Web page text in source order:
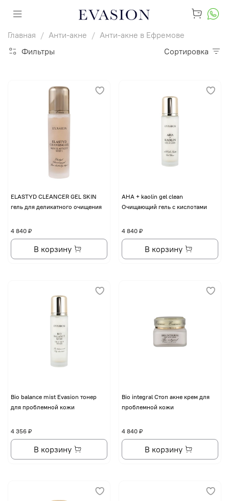
Главная Анти-акне
Анти-акне в Ефремове
Фильтры
Сортировка
ELASTYD CLEANCER GEL SKIN
гель для деликатного очищения
4 840 ₽
В корзину
AHA + kaolin gel clean
Очищающий гель с кислотами
4 840 ₽
В корзину
Bio balance mist Evasion тонер
для проблемной кожи
4 356 ₽
В корзину
Bio integral Стоп акне крем для
проблемной кожи
4 840 ₽
В корзину